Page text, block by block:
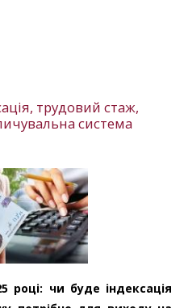
трудовий стаж,
система
році: чи буде індексація